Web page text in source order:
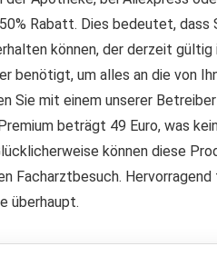
Rabatt. Dies bedeutet, dass
können, der derzeit
benötigt, um alles an die von
Sie mit einem unserer
beträgt 49 Euro, was
können diese
Facharztbesuch.
überhaupt.